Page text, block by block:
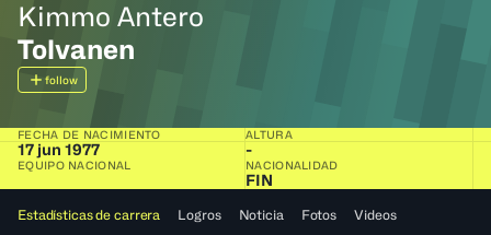
Kimmo Antero
Tolvanen
follow
FECHA DE NACIMIENTO
17 jun 1977
ALTURA
-
EQUIPO NACIONAL NACIONALIDAD
FIN
Estadísticas de carrera Logros Noticia Fotos Videos